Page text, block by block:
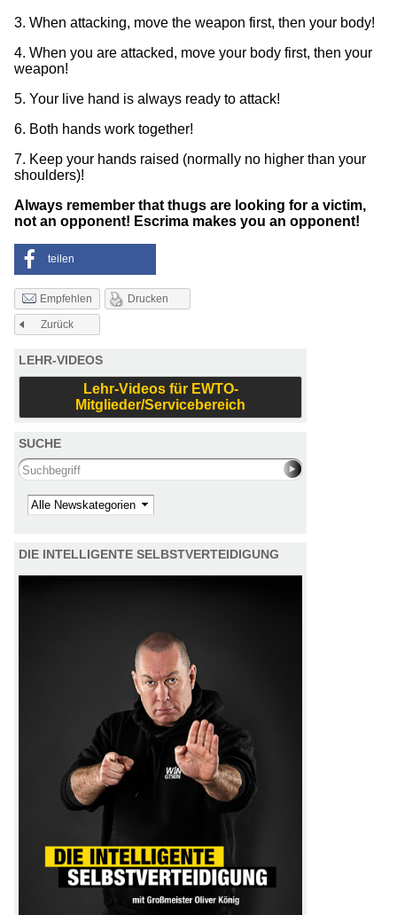
3. When attacking, move the weapon first, then your body!
4. When you are attacked, move your body first, then your
weapon!
5. Your live hand is always ready to attack!
6. Both hands work together!
7. Keep your hands raised (normally no higher than your
shoulders)!
Always remember that thugs are looking for a victim,
not an opponent! Escrima makes you an opponent!
teilen
Empfehlen Drucken
Zurück
LEHR-VIDEOS
Lehr-Videos für EWTO-
Mitglieder/Servicebereich
SUCHE
Search this site
Kategorie
DIE INTELLIGENTE SELBSTVERTEIDIGUNG